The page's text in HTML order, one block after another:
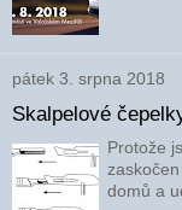
pátek 3. srpna 2018
Skalpelové
Protože
domů a